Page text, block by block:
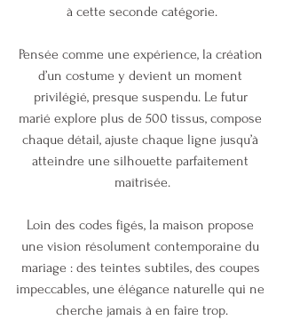
à cette seconde catégorie.
Pensée comme une expérience, la création
d’un costume y devient un moment
privilégié, presque suspendu. Le futur
marié explore plus de 500 tissus, compose
chaque détail, ajuste chaque ligne jusqu’à
atteindre une silhouette parfaitement
maîtrisée.
Loin des codes figés, la maison propose
une vision résolument contemporaine du
mariage : des teintes subtiles, des coupes
impeccables, une élégance naturelle qui ne
cherche jamais à en faire trop.